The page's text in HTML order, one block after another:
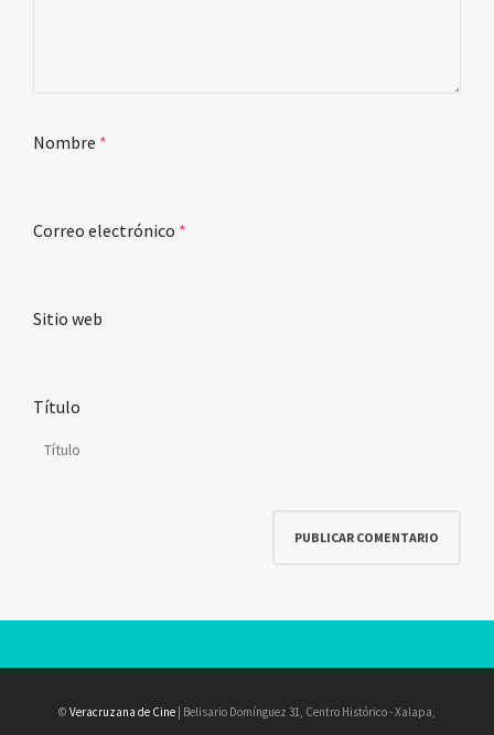
Nombre *
Correo electrónico *
Sitio web
Título
© Veracruzana de Cine | Belisario Domínguez 31, Centro Histórico - Xalapa,